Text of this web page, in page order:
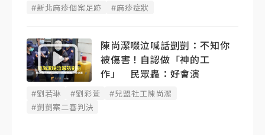
#新北麻疹個案足跡 #麻疹症狀
陳尚潔啜泣喊話剴剴：不知你
被傷害！自認做「神的工
作」 民眾轟：好會演
#劉若琳 #劉彩萱
#兒盟社工陳尚潔
#剴剴案二審判決